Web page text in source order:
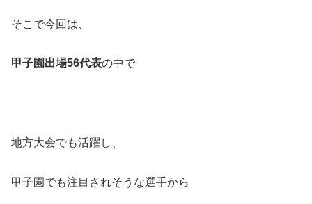
そこで今回は、
甲子園出場56代表の中で
地方大会でも活躍し、
甲子園でも注目されそうな選手から